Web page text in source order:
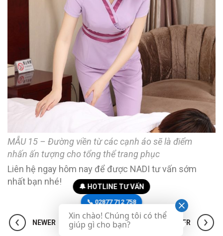
MẪU 15 – Đường viền từ các cạnh áo sẽ là điểm
nhấn ấn tượng cho tổng thể trang phục
Liên hệ ngay hôm nay để được NADI tư vấn sớm
nhất bạn nhé!
NEWER OLDER
🔔 HOTLINE TƯ VẤN
📞 02877 712 758
📞 0916 23 28 23
Xin chào! Chúng tôi có thể
giúp gì cho bạn?